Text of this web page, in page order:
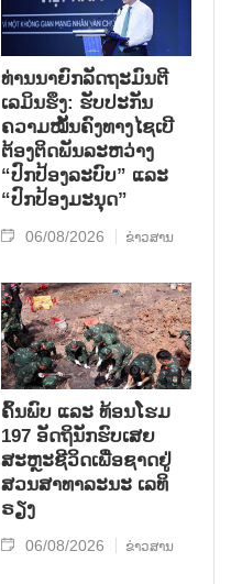
ທ່ານນາຍົກລັດຖະມົນຕີ
ເລມິນຮຶງ: ຮັບປະກັນ
ຄວາມໝັ້ນຄົງທາງໄຊເບີ
ຕ້ອງຕິດພັນລະຫວ່າງ
“ປົກປ້ອງລະບົບ” ແລະ
“ປົກປ້ອງມະນຸດ”
06/08/2026 ຂ່າວສານ
ຄົ້ນ​ພົບ ແລະ ທ້ອນ​ໂຮມ
197 ອັດ​ຖິ​ນັກ​ຮົບ​ເສຍ​
ສະຫຼະ​ຊີ​ວິດ​ເພື່ອ​ຊາດ​ຢູ່​
ສວນ​ສາ​ທາ​ລະ​ນະ ເລ​ທິ​
ຣຽງ
06/08/2026 ຂ່າວສານ